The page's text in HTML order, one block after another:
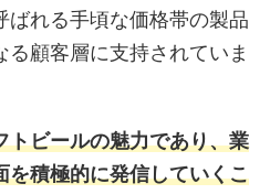
ばれる手頃な価格帯の製品
顧客層に支持されていま
トビールの魅力であり、業
を積極的に発信していくこ